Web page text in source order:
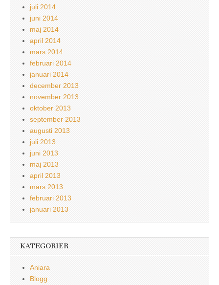
juli 2014
juni 2014
maj 2014
april 2014
mars 2014
februari 2014
januari 2014
december 2013
november 2013
oktober 2013
september 2013
augusti 2013
juli 2013
juni 2013
maj 2013
april 2013
mars 2013
februari 2013
januari 2013
KATEGORIER
Aniara
Blogg